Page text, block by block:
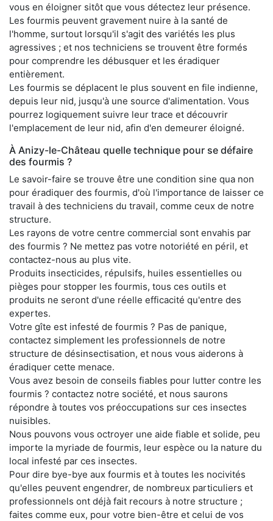
vous en éloigner sitôt que vous détectez leur présence.
Les fourmis peuvent gravement nuire à la santé de
l'homme, surtout lorsqu'il s'agit des variétés les plus
agressives ; et nos techniciens se trouvent être formés
pour comprendre les débusquer et les éradiquer
entièrement.
Les fourmis se déplacent le plus souvent en file indienne,
depuis leur nid, jusqu'à une source d'alimentation. Vous
pourrez logiquement suivre leur trace et découvrir
l'emplacement de leur nid, afin d'en demeurer éloigné.
À Anizy-le-Château quelle technique pour se défaire
des fourmis ?
Le savoir-faire se trouve être une condition sine qua non
pour éradiquer des fourmis, d'où l'importance de laisser ce
travail à des techniciens du travail, comme ceux de notre
structure.
Les rayons de votre centre commercial sont envahis par
des fourmis ? Ne mettez pas votre notoriété en péril, et
contactez-nous au plus vite.
Produits insecticides, répulsifs, huiles essentielles ou
pièges pour stopper les fourmis, tous ces outils et
produits ne seront d'une réelle efficacité qu'entre des
expertes.
Votre gîte est infesté de fourmis ? Pas de panique,
contactez simplement les professionnels de notre
structure de désinsectisation, et nous vous aiderons à
éradiquer cette menace.
Vous avez besoin de conseils fiables pour lutter contre les
fourmis ? contactez notre société, et nous saurons
répondre à toutes vos préoccupations sur ces insectes
nuisibles.
Nous pouvons vous octroyer une aide fiable et solide, peu
importe la myriade de fourmis, leur espèce ou la nature du
local infesté par ces insectes.
Pour dire bye-bye aux fourmis et à toutes les nocivités
qu'elles peuvent engendrer, de nombreux particuliers et
professionnels ont déjà fait recours à notre structure ;
faites comme eux, pour votre bien-être et celui de vos